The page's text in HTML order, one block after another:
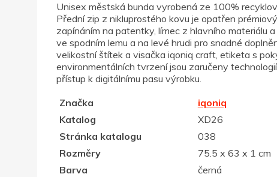
Unisex městská bunda vyrobená ze 100%
Přední zip z nikluprostého kovu je opatřen
zapínáním na patentky, límec z hlavního materiálu
ve spodním lemu a na levé hrudi pro snadné
velikostní štítek a visačka iqoniq craft, etiketa s
environmentálních tvrzení jsou zaručeny
přístup k digitálnímu pasu výrobku.
Značka
iqoniq
Katalog
XD26
Stránka katalogu
038
Rozměry
75.5 x 63 x 1 cm
Barva
černá